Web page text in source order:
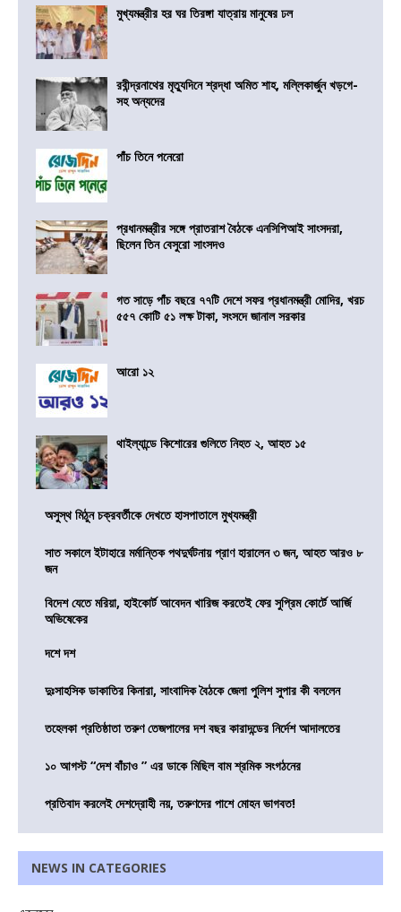
মুখ্যমন্ত্রীর হর ঘর তিরঙ্গা যাত্রায় মানুষের ঢল
রবীন্দ্রনাথের মৃত্যুদিনে শ্রদ্ধা অমিত শাহ, মল্লিকার্জুন খড়গে-
সহ অন্যদের
পাঁচ তিনে পনেরো
প্রধানমন্ত্রীর সঙ্গে প্রাতরাশ বৈঠকে এনসিপিআই সাংসদরা,
ছিলেন তিন বেসুরো সাংসদও
গত সাড়ে পাঁচ বছরে ৭৭টি দেশে সফর প্রধানমন্ত্রী মোদির, খরচ
৫৫৭ কোটি ৫১ লক্ষ টাকা, সংসদে জানাল সরকার
আরো ১২
থাইল্যান্ডে কিশোরের গুলিতে নিহত ২, আহত ১৫
অসুস্থ মিঠুন চক্রবর্তীকে দেখতে হাসপাতালে মুখ্যমন্ত্রী
সাত সকালে ইটাহারে মর্মান্তিক পথদুর্ঘটনায় প্রাণ হারালেন ৩ জন, আহত আরও ৮
জন
বিদেশ যেতে মরিয়া, হাইকোর্ট আবেদন খারিজ করতেই ফের সুপ্রিম কোর্টে আর্জি
অভিষেকের
দশে দশ
দুঃসাহসিক ডাকাতির কিনারা, সাংবাদিক বৈঠকে জেলা পুলিশ সুপার কী বললেন
তহেলকা প্রতিষ্ঠাতা তরুণ তেজপালের দশ বছর কারাদন্ডের নির্দেশ আদালতের
১০ আগস্ট “দেশ বাঁচাও ” এর ডাকে মিছিল বাম শ্রমিক সংগঠনের
প্রতিবাদ করলেই দেশদ্রোহী নয়, তরুণদের পাশে মোহন ভাগবত!
NEWS IN CATEGORIES